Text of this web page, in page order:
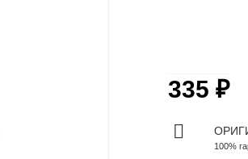
335 ₽
100%